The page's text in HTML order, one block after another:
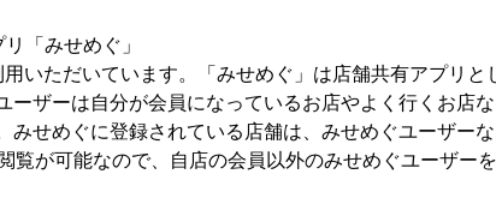
「みせめぐ」
いただいています。「みせめぐ」は店舗共有アプリと
ザーは自分が会員になっているお店やよく行くお店な
みせめぐに登録されている店舗は、みせめぐユーザーな
覧が可能なので、自店の会員以外のみせめぐユーザーを